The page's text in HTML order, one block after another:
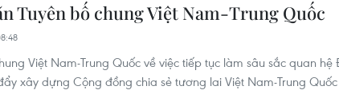
Tuyên bố chung Việt Nam-Trung Quốc
Việt Nam-Trung Quốc về việc tiếp tục làm sâu sắc quan
xây dựng Cộng đồng chia sẻ tương lai Việt Nam-Trung